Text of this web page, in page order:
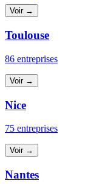
Voir →
Toulouse
86 entreprises
Voir →
Nice
75 entreprises
Voir →
Nantes